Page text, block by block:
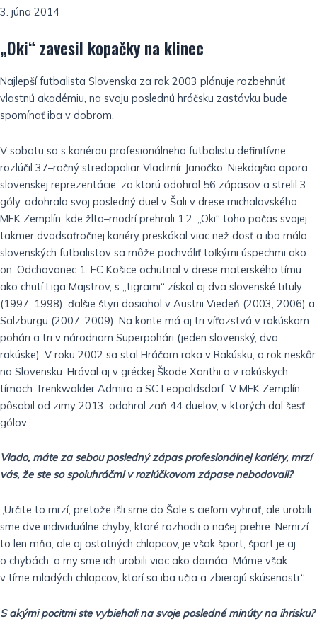
3. júna 2014
„Oki“ zavesil kopačky na klinec
Najlepší futbalista Slovenska za rok 2003 plánuje rozbehnúť
vlastnú akadémiu, na svoju poslednú hráčsku zastávku bude
spomínať iba v dobrom.
V sobotu sa s kariérou profesionálneho futbalistu definitívne
rozlúčil 37–ročný stredopoliar Vladimír Janočko. Niekdajšia opora
slovenskej reprezentácie, za ktorú odohral 56 zápasov a strelil 3
góly, odohrala svoj posledný duel v Šali v drese michalovského
MFK Zemplín, kde žlto–modrí prehrali 1:2. „Oki“ toho počas svojej
takmer dvadsaťročnej kariéry preskákal viac než dosť a iba málo
slovenských futbalistov sa môže pochváliť toľkými úspechmi ako
on. Odchovanec 1. FC Košice ochutnal v drese materského tímu
ako chutí Liga Majstrov, s „tigrami“ získal aj dva slovenské tituly
(1997, 1998), ďalšie štyri dosiahol v Austrii Viedeň (2003, 2006) a
Salzburgu (2007, 2009). Na konte má aj tri víťazstvá v rakúskom
pohári a tri v národnom Superpohári (jeden slovenský, dva
rakúske). V roku 2002 sa stal Hráčom roka v Rakúsku, o rok neskôr
na Slovensku. Hrával aj v gréckej Škode Xanthi a v rakúskych
tímoch Trenkwalder Admira a SC Leopoldsdorf. V MFK Zemplín
pôsobil od zimy 2013, odohral zaň 44 duelov, v ktorých dal šesť
gólov.
Vlado, máte za sebou posledný zápas profesionálnej kariéry, mrzí
vás, že ste so spoluhráčmi v rozlúčkovom zápase nebodovali?
„Určite to mrzí, pretože išli sme do Šale s cieľom vyhrať, ale urobili
sme dve individuálne chyby, ktoré rozhodli o našej prehre. Nemrzí
to len mňa, ale aj ostatných chlapcov, je však šport, šport je aj
o chybách, a my sme ich urobili viac ako domáci. Máme však
v tíme mladých chlapcov, ktorí sa iba učia a zbierajú skúsenosti.“
S akými pocitmi ste vybiehali na svoje posledné minúty na ihrisku?